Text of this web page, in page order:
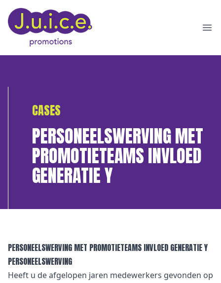
CASES
PERSONEELSWERVING MET
PROMOTIETEAMS INVLOED
GENERATIE Y
PERSONEELSWERVING MET PROMOTIETEAMS INVLOED GENERATIE Y
PERSONEELSWERVING
Heeft u de afgelopen jaren medewerkers gevonden op